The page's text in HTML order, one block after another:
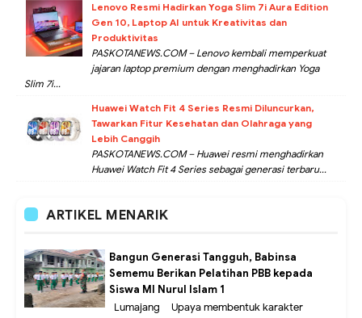
Lenovo Resmi Hadirkan Yoga Slim 7i Aura Edition
Gen 10, Laptop AI untuk Kreativitas dan
Produktivitas
PASKOTANEWS.COM – Lenovo kembali memperkuat
jajaran laptop premium dengan menghadirkan Yoga
Slim 7i...
Huawei Watch Fit 4 Series Resmi Diluncurkan,
Tawarkan Fitur Kesehatan dan Olahraga yang
Lebih Canggih
PASKOTANEWS.COM – Huawei resmi menghadirkan
Huawei Watch Fit 4 Series sebagai generasi terbaru...
ARTIKEL MENARIK
Bangun Generasi Tangguh, Babinsa
Sememu Berikan Pelatihan PBB kepada
Siswa MI Nurul Islam 1
Lumajang – Upaya membentuk karakter